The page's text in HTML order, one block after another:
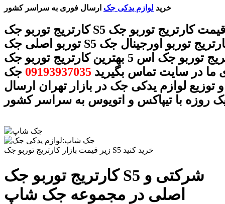
خرید لوازم یدکی جک ارسال فوری به سراسر کشور
کارتریج توربو جک S5 قیمت کارتریج توربو جک S5 کارتریج
توربو اصلی جک S5 کارتریج توربو اورجینال جک S5
کارتریج توربو جک اس 5 بهترین کارتریج توربو جک S5 با
ما در سایت تماس بگیرید 09193937035 جک
توزیع لوازم یدکی جک در بازار تهران ارسال
روزه با تیپاکس و اتویوس به سراسر کشور
زیر قیمت بازار کارتریج توربو جک S5 خرید کنید
کارتریج توربو جک S5 شرکتی و
اصلی در مجموعه جک شاپ